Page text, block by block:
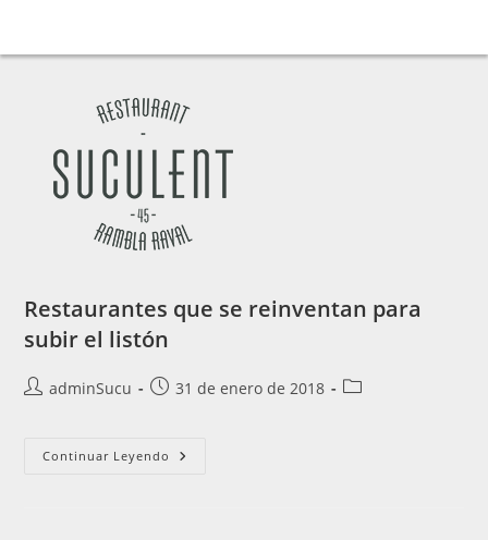
Restaurantes que se reinventan para
subir el listón
adminSucu 31 de enero de 2018
Continuar Leyendo